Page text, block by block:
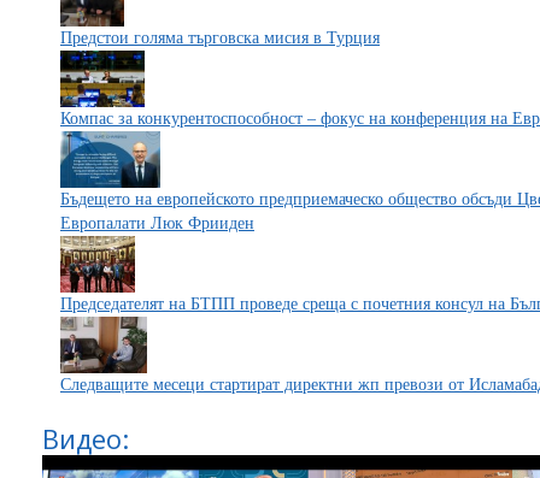
Предстои голяма търговска мисия в Турция
Компас за конкурентоспособност – фокус на конференция на
Бъдещето на европейското предприемаческо общество обсъди
Европалати Люк Фрииден
Председателят на БТПП проведе среща с почетния консул на
Следващите месеци стартират директни жп превози от
Видео: